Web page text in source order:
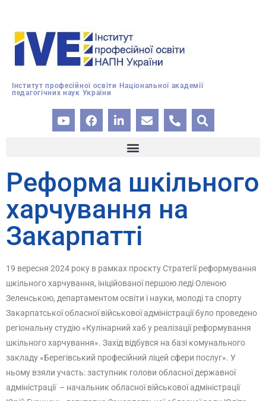
Інститут професійної освіти Національної академії
педагогічних наук України
Реформа шкільного
харчування на
Закарпатті
19 вересня 2024 року в рамках проєкту Стратегії реформування
шкільного харчування, ініційованої першою леді Оленою
Зеленською, департаментом освіти і науки, молоді та спорту
Закарпатської обласної військової адміністрації було проведено
регіональну студію «Кулінарний хаб у реалізації реформування
шкільного харчування». Захід відбувся на базі комунального
закладу «Берегівський професійний ліцей сфери послуг». У
ньому взяли участь: заступник голови обласної державної
адміністрації – начальник обласної військової адміністрації